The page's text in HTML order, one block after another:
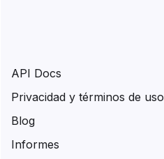
API Docs
Privacidad y términos de uso
Blog
Informes